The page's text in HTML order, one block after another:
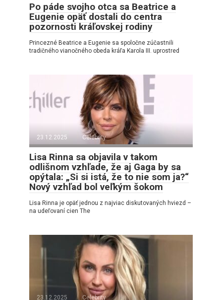
Po páde svojho otca sa Beatrice a
Eugenie opäť dostali do centra
pozornosti kráľovskej rodiny
Princezné Beatrice a Eugenie sa spoločne zúčastnili
tradičného vianočného obeda kráľa Karola III. uprostred
23.12.2025 Celebrity
Lisa Rinna sa objavila v takom
odlišnom vzhľade, že aj Gaga by sa
opýtala: „Si si istá, že to nie som ja?“
Nový vzhľad bol veľkým šokom
Lisa Rinna je opäť jednou z najviac diskutovaných hviezd –
na udeľovaní cien The
23.12.2025 Celebrity